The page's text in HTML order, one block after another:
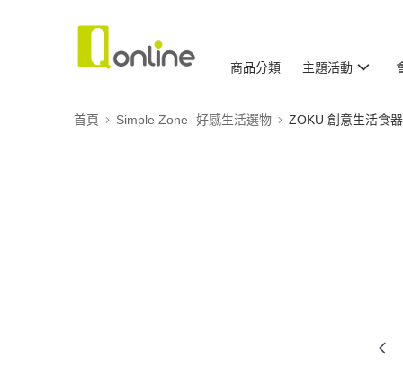
商品分類 主題活動
首頁 Simple Zone- 好感生活選物 ZOKU 創意生活食器